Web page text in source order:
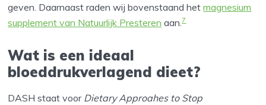
geven. Daarnaast raden wij bovenstaand hetmagnesium
supplement van Natuurlijk Presteren aan.7
Wat is een ideaal
bloeddrukverlagend dieet?
DASH staat voor Dietary Approahes to Stop